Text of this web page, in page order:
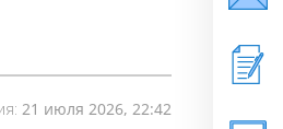
21 июля 2026, 22:42